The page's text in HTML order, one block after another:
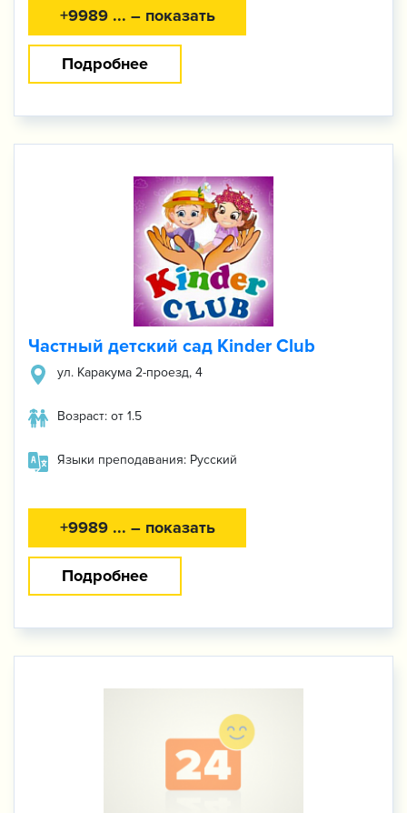
+9989 ... – показать
Подробнее
Частный детский сад Kinder Club
ул. Каракума 2-проезд, 4
Возраст: от 1.5
Языки преподавания: Русский
+9989 ... – показать
Подробнее